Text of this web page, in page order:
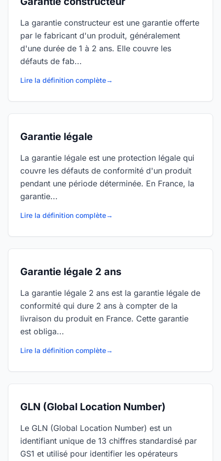
La garantie constructeur est une garantie offerte
par le fabricant d'un produit, généralement
d'une durée de 1 à 2 ans. Elle couvre les
défauts de fab...
Lire la définition complète→
Garantie légale
La garantie légale est une protection légale qui
couvre les défauts de conformité d'un produit
pendant une période déterminée. En France, la
garantie...
Lire la définition complète→
Garantie légale 2 ans
La garantie légale 2 ans est la garantie légale de
conformité qui dure 2 ans à compter de la
livraison du produit en France. Cette garantie
est obliga...
Lire la définition complète→
GLN (Global Location Number)
Le GLN (Global Location Number) est un
identifiant unique de 13 chiffres standardisé par
GS1 et utilisé pour identifier les opérateurs